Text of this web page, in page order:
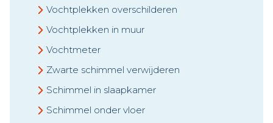
Vochtplekken overschilderen
Vochtplekken in muur
Vochtmeter
Zwarte schimmel verwijderen
Schimmel in slaapkamer
Schimmel onder vloer